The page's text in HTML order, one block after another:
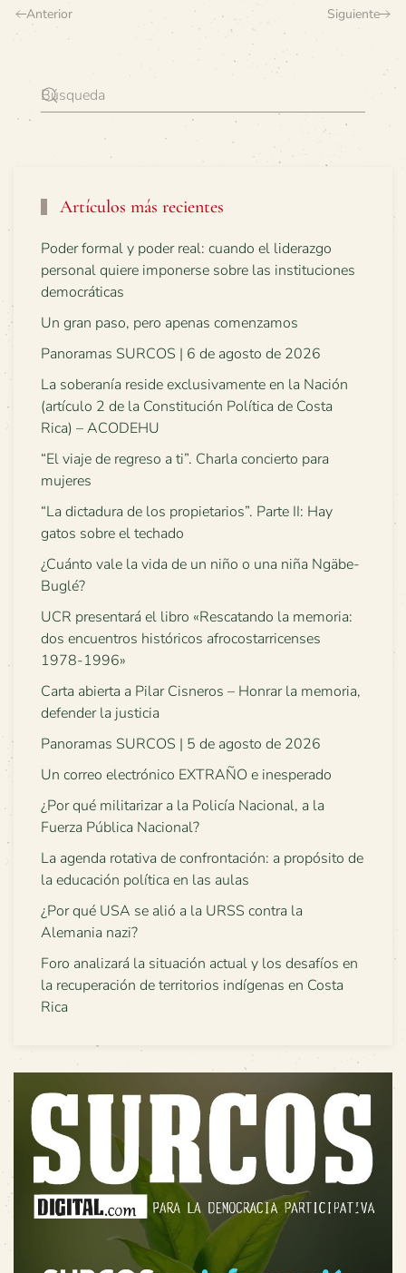
Anterior Siguiente
Artículos más recientes
Poder formal y poder real: cuando el liderazgo
personal quiere imponerse sobre las instituciones
democráticas
Un gran paso, pero apenas comenzamos
Panoramas SURCOS | 6 de agosto de 2026
La soberanía reside exclusivamente en la Nación
(artículo 2 de la Constitución Política de Costa
Rica) – ACODEHU
“El viaje de regreso a ti”. Charla concierto para
mujeres
“La dictadura de los propietarios”. Parte II: Hay
gatos sobre el techado
¿Cuánto vale la vida de un niño o una niña Ngäbe-
Buglé?
UCR presentará el libro «Rescatando la memoria:
dos encuentros históricos afrocostarricenses
1978-1996»
Carta abierta a Pilar Cisneros – Honrar la memoria,
defender la justicia
Panoramas SURCOS | 5 de agosto de 2026
Un correo electrónico EXTRAÑO e inesperado
¿Por qué militarizar a la Policía Nacional, a la
Fuerza Pública Nacional?
La agenda rotativa de confrontación: a propósito de
la educación política en las aulas
¿Por qué USA se alió a la URSS contra la
Alemania nazi?
Foro analizará la situación actual y los desafíos en
la recuperación de territorios indígenas en Costa
Rica